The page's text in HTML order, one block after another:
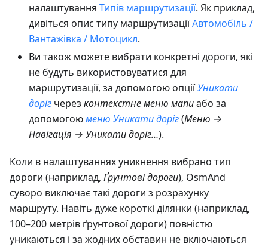
налаштування Типів маршрутизації. Як приклад,
дивіться опис типу маршрутизаціїАвтомобіль /
Вантажівка / Мотоцикл.
Ви також можете вибрати конкретні дороги, які
не будуть використовуватися для
маршрутизації, за допомогою опціїУникати
доріг через контекстне меню мапиабо за
допомогоюменю Уникати доріг(Меню →
Навігація → Уникати доріг…).
Коли в налаштуваннях уникнення вибрано тип
дороги (наприклад, Ґрунтові дороги), OsmAnd
суворо виключає такі дороги з розрахунку
маршруту. Навіть дуже короткі ділянки (наприклад,
100–200 метрів ґрунтової дороги) повністю
уникаються і за жодних обставин не включаються